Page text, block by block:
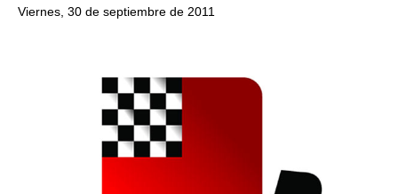
more personalised approach than ever before.
Viernes, 30 de septiembre de 2011